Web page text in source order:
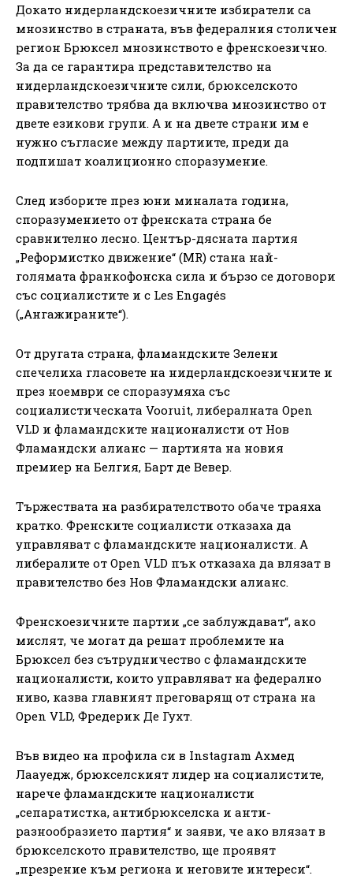
Докато нидерландскоезичните избиратели са
мнозинство в страната, във федералния столичен
регион Брюксел мнозинството е френскоезично.
За да се гарантира представителство на
нидерландскоезичните сили, брюкселското
правителство трябва да включва мнозинство от
двете езикови групи. А и на двете страни им е
нужно съгласие между партиите, преди да
подпишат коалиционно споразумение.
След изборите през юни миналата година,
споразумението от френската страна бе
сравнително лесно. Център-дясната партия
„Реформистко движение“ (MR) стана най-
голямата франкофонска сила и бързо се договори
със социалистите и с Les Engagés
(„Ангажираните“).
От другата страна, фламандските Зелени
спечелиха гласовете на нидерландскоезичните и
през ноември се споразумяха със
социалистическата Vooruit, либералната Open
VLD и фламандските националисти от Нов
Фламандски алианс — партията на новия
премиер на Белгия, Барт де Вевер.
Тържествата на разбирателството обаче траяха
кратко. Френските социалисти отказаха да
управляват с фламандските националисти. А
либералите от Open VLD пък отказаха да влязат в
правителство без Нов Фламандски алианс.
Френскоезичните партии „се заблуждават“, ако
мислят, че могат да решат проблемите на
Брюксел без сътрудничество с фламандските
националисти, които управляват на федерално
ниво, казва главният преговарящ от страна на
Open VLD, Фредерик Де Гухт.
Във видео на профила си в Instagram Ахмед
Лаауедж, брюкселският лидер на социалистите,
нарече фламандските националисти
„сепаратистка, антибрюкселска и анти-
разнообразието партия“ и заяви, че ако влязат в
брюкселското правителство, ще проявят
„презрение към региона и неговите интереси“.